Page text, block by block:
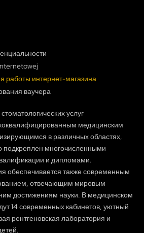
работы интернет-магазина
ваучера
услуг
медицинским
в различных областях,
подкреплен многочисленными
и дипломами.
обеспечивается также современным
отвечающим мировым
достижениям науки. В медицинском
14 современных кабинетов, уютный
рентгеновская лаборатория и